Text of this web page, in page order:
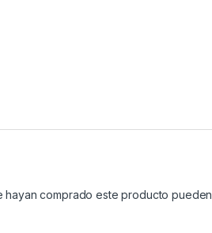
hayan comprado este producto pueden